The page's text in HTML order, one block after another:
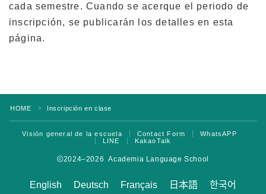
Testimonios
Tarifas
Matrícula para titulares de visados de no
estudiante (ESTA, e-Visa, etc.)
estadounidenses o titulares de la tarjeta
titulares de un visado de estudiante (F-1)
cada semestre. Cuando se acerque el periodo de
inscripción, se publicarán los detalles en esta
página.
HOME ＞ Inscripción en clase
Visión general de la escuela Contact Form
WhatsAPP
LINE
KakaoTalk
2024–2026 Academia Language School
English Deutsch Français 日本語
한국어